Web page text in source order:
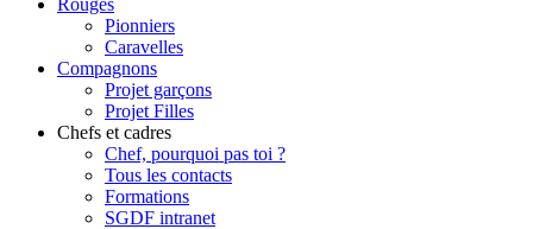
Pionniers
Caravelles
Compagnons
Projet garçons
Projet Filles
Chefs et cadres
Chef, pourquoi pas toi ?
Tous les contacts
Formations
SGDF intranet